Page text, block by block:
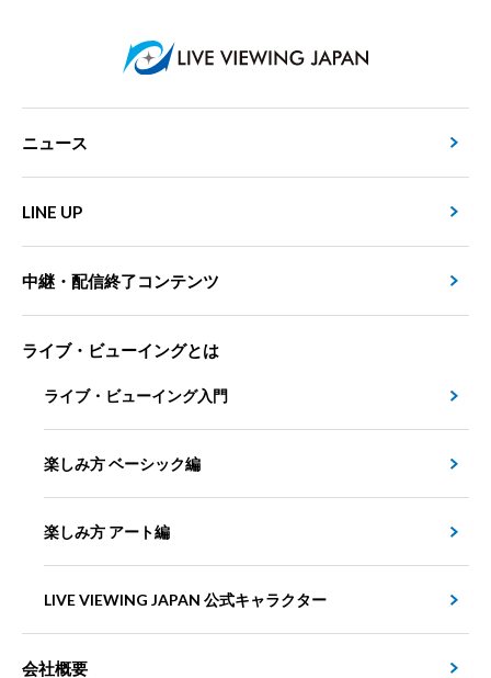
ニュース
LINE UP
中継・配信終了コンテンツ
ライブ・ビューイングとは
ライブ・ビューイング入門
楽しみ方 ベーシック編
楽しみ方 アート編
LIVE VIEWING JAPAN 公式キャラクター
会社概要